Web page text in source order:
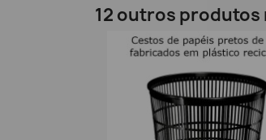
12 outros produtos